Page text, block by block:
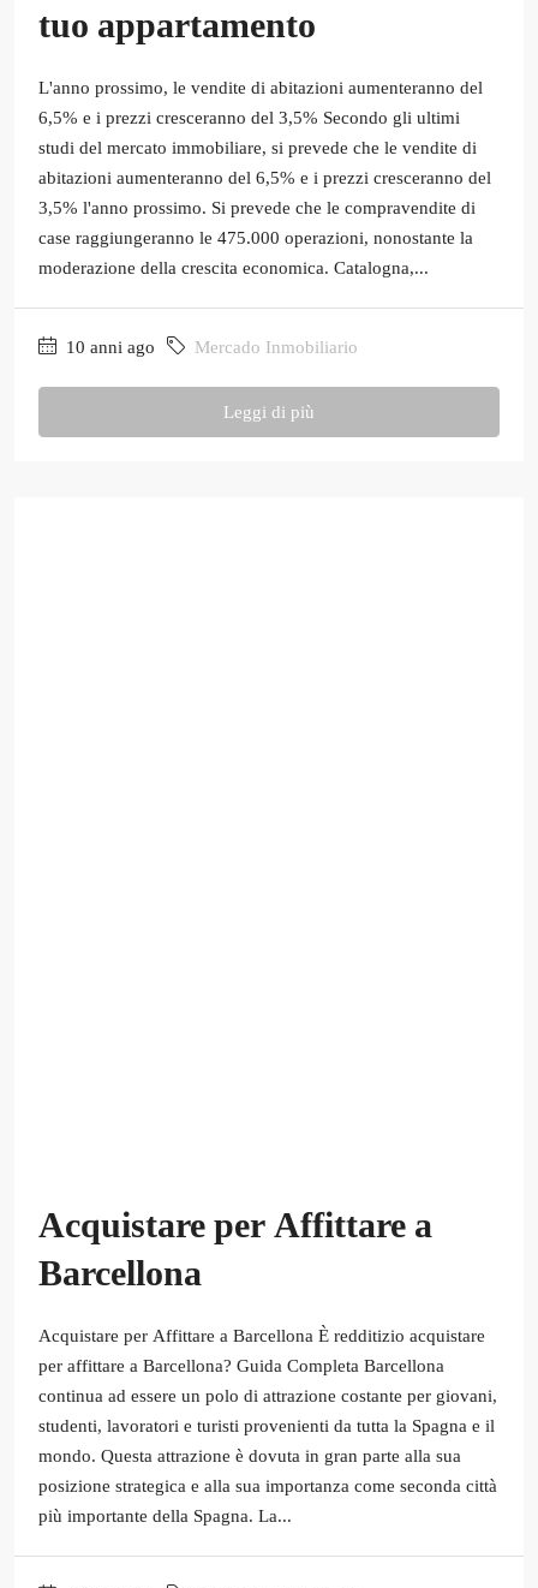
tuo appartamento
L'anno prossimo, le vendite di abitazioni aumenteranno del
6,5% e i prezzi cresceranno del 3,5% Secondo gli ultimi
studi del mercato immobiliare, si prevede che le vendite di
abitazioni aumenteranno del 6,5% e i prezzi cresceranno del
3,5% l'anno prossimo. Si prevede che le compravendite di
case raggiungeranno le 475.000 operazioni, nonostante la
moderazione della crescita economica. Catalogna,...
10 anni ago Mercado Inmobiliario
Leggi di più
Acquistare per Affittare a
Barcellona
Acquistare per Affittare a Barcellona È redditizio acquistare
per affittare a Barcellona? Guida Completa Barcellona
continua ad essere un polo di attrazione costante per giovani,
studenti, lavoratori e turisti provenienti da tutta la Spagna e il
mondo. Questa attrazione è dovuta in gran parte alla sua
posizione strategica e alla sua importanza come seconda città
più importante della Spagna. La...